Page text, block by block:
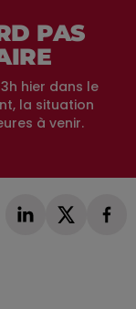
PAS
hier dans le
la situation
à venir.